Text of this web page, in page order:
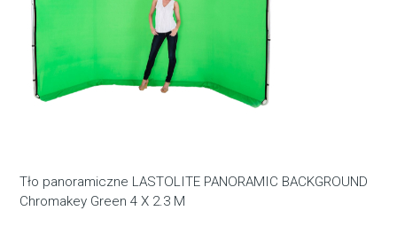
Tło panoramiczne LASTOLITE PANORAMIC BACKGROUND
Chromakey Green 4 X 2.3 M